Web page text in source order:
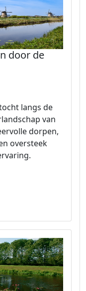
door de
langs de
van
dorpen,
oversteek